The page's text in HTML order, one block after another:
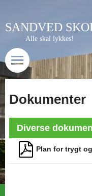
SANDVED
Alle skal lykkes!
Dokumenter
Diverse
Plan for trygt